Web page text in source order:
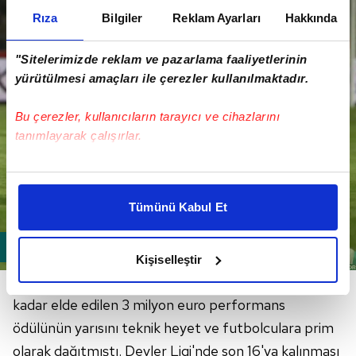
Rıza Bilgiler Reklam Ayarları Hakkında
"Sitelerimizde reklam ve pazarlama faaliyetlerinin
yürütülmesi amaçları ile çerezler kullanılmaktadır.
Bu çerezler, kullanıcıların tarayıcı ve cihazlarını
tanımlayarak çalışırlar.
Bu çerezlere izin vermeniz halinde sizlere özel
daha iyi reklam deneyimi yaşatabiliriz. Bunu yaparken
amacımızın size daha iyi bir reklam deneyimi sunmak
elimizden gelen çabayı gösterdiğimizi ve bu noktada,
kalemimiz olduğunu sizlere hatırlatmak isteriz.
Her halükârda, kullanıcılar, bu çerezlere izin vermedikleri
Tümünü Kabul Et
Kişiselleştir
Siyah-beyazlı yönetim, Şampiyonlar Ligi'nde şimdiye
kadar elde edilen 3 milyon euro performans
ödülünün yarısını teknik heyet ve futbolculara prim
olarak dağıtmıştı. Devler Ligi'nde son 16'ya kalınması